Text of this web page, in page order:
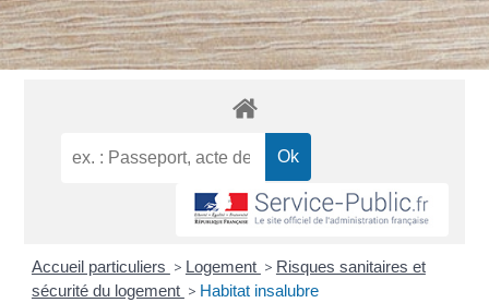
Accueil particuliers > Logement > Risques sanitaires et
sécurité du logement > Habitat insalubre